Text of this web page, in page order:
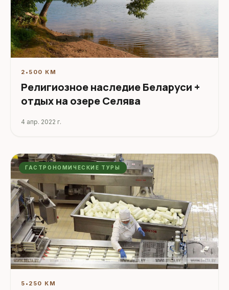
2 • 500 КМ
Религиозное наследие Беларуси +
отдых на озере Селява
4 апр. 2022 г.
ГАСТРОНОМИЧЕСКИЕ ТУРЫ
5 • 250 КМ